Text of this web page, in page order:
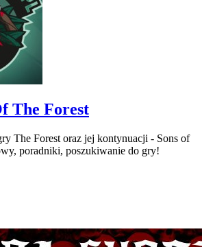
The Forest
The Forest oraz jej kontynuacji - Sons of
poradniki, poszukiwanie do gry!